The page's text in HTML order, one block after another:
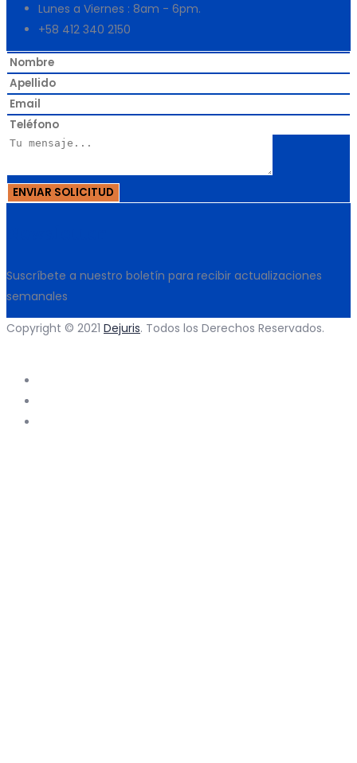
Lunes a Viernes : 8am - 6pm.
+58 412 340 2150
Suscríbete a nuestro boletín para recibir actualizaciones
semanales
Copyright © 2021 Dejuris. Todos los Derechos Reservados.